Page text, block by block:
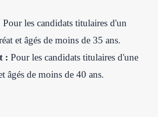
Pour les candidats titulaires d'un
et âgés de moins de 35 ans.
: Pour les candidats titulaires d'une
âgés de moins de 40 ans.